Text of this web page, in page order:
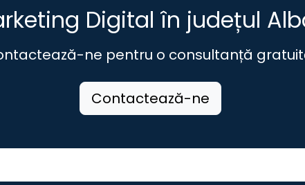
Digital în județul
ne pentru o consultanță
Contactează-ne